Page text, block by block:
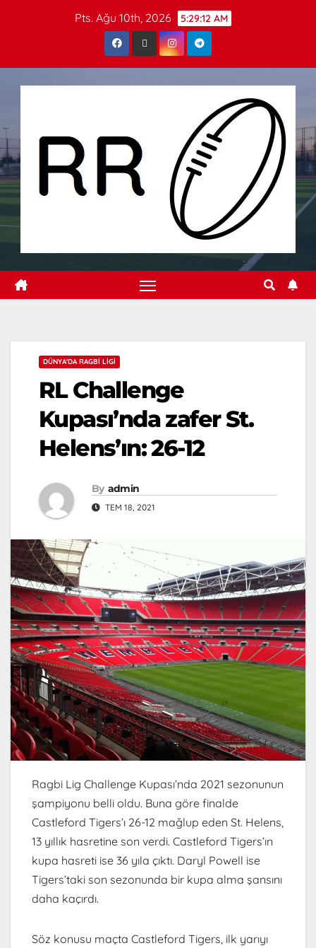
Pts. Ağu 10th, 2026 5:29:12 AM
DÜNYA'DA RAGBI LIGI
RL Challenge
Kupası’nda zafer St.
Helens’ın: 26-12
By admin
TEM 18, 2021
Ragbi Lig Challenge Kupası’nda 2021 sezonunun
şampiyonu belli oldu. Buna göre finalde
Castleford Tigers’ı 26-12 mağlup eden St. Helens,
13 yıllık hasretine son verdi. Castleford Tigers’ın
kupa hasreti ise 36 yıla çıktı. Daryl Powell ise
Tigers’taki son sezonunda bir kupa alma şansını
daha kaçırdı.
Söz konusu maçta Castleford Tigers, ilk yarıyı